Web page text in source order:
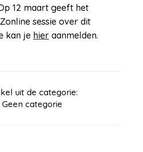
12 maart geeft het
sessie over dit
kan je hier aanmelden.
uit de categorie:
Geen categorie